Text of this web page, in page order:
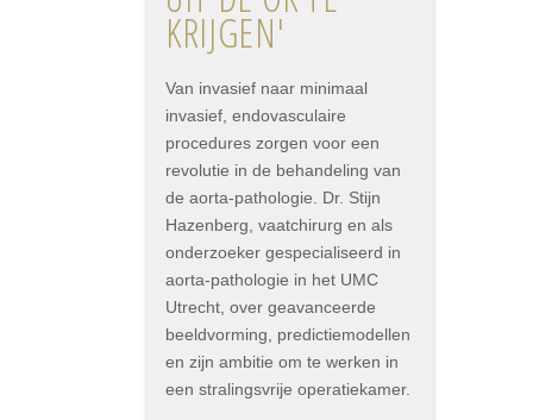
KRIJGEN'
Van invasief naar minimaal
invasief, endovasculaire
procedures zorgen voor een
revolutie in de behandeling van
de aorta-pathologie. Dr. Stijn
Hazenberg, vaatchirurg en als
onderzoeker gespecialiseerd in
aorta-pathologie in het UMC
Utrecht, over geavanceerde
beeldvorming, predictiemodellen
en zijn ambitie om te werken in
een stralingsvrije operatiekamer.